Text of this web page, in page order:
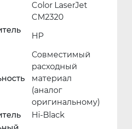
Color LaserJet
CM2320
HP
Совместимый
расходный
материал
(аналог
оригинальному)
Hi-Black